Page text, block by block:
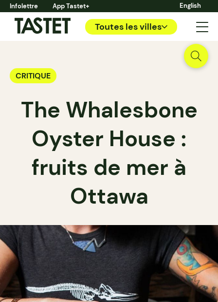
Infolettre App Tastet+ English
Toutes les villes
CRITIQUE
The Whalesbone
Oyster House :
fruits de mer à
Ottawa